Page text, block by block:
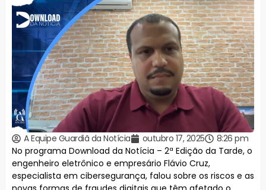
A Equipe Guardiã da Notícia outubro 17, 2025
8:26 pm
No programa Download da Notícia – 2ª Edição da Tarde, o
engenheiro eletrônico e empresário Flávio Cruz,
especialista em cibersegurança, falou sobre os riscos e as